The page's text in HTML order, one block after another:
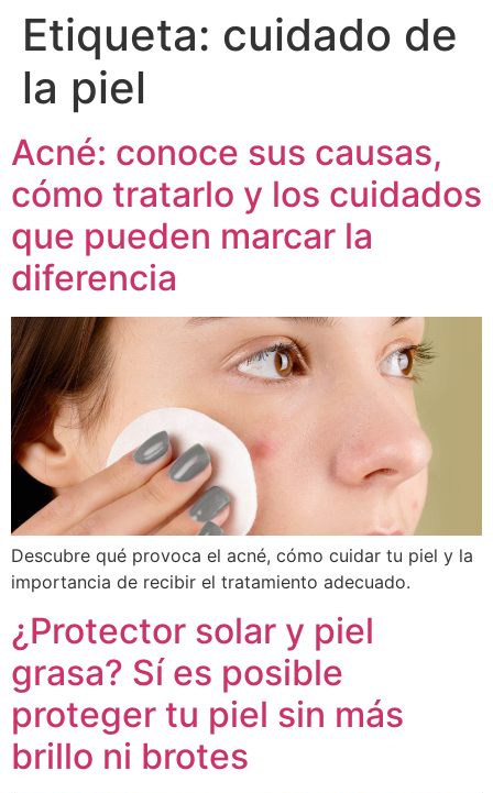
Etiqueta: cuidado de
la piel
Acné: conoce sus causas,
cómo tratarlo y los cuidados
que pueden marcar la
diferencia
Descubre qué provoca el acné, cómo cuidar tu piel y la
importancia de recibir el tratamiento adecuado.
¿Protector solar y piel
grasa? Sí es posible
proteger tu piel sin más
brillo ni brotes